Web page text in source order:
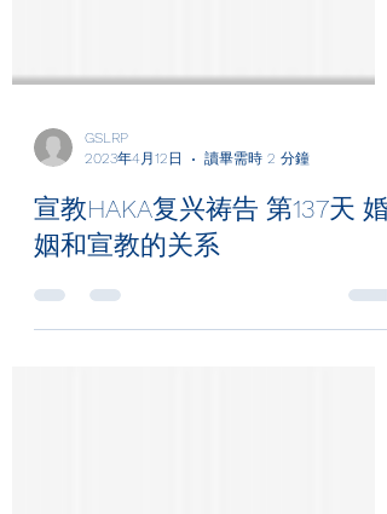
GSLRP
2023年4月12日
讀畢需時 2 分鐘
宣教HAKA复兴祷告 第137天 婚
姻和宣教的关系